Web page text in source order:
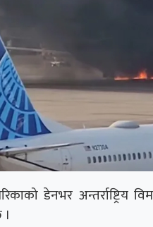
डेनभर अन्तर्राष्ट्रिय